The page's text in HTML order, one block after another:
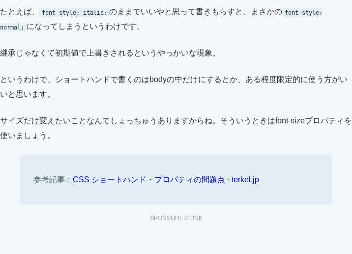
たとえば、 font-style: italic; のままでいいやと思って書きもらすと、まさかの font-style:
normal; になってしまうというわけです。
継承じゃなくて初期値で上書きされるというやっかいな現象。
というわけで、ショートハンドで書くのはbodyの中だけにするとか、ある程度限定的に使う方がい
いと思います。
サイズだけ変えたいことなんてしょっちゅうありますからね。そういうときはfont-sizeプロパティを
使いましょう。
参考記事： CSS ショートハンド・プロパティの問題点 · terkel.jp
SPONSORED LINK